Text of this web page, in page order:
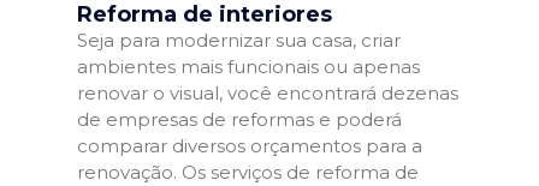
Reforma de interiores
Seja para modernizar sua casa, criar
ambientes mais funcionais ou apenas
renovar o visual, você encontrará dezenas
de empresas de reformas e poderá
comparar diversos orçamentos para a
renovação. Os serviços de reforma de